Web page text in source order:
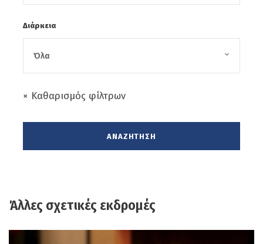
Διάρκεια
× Καθαρισμός φίλτρων
Άλλες σχετικές εκδρομές